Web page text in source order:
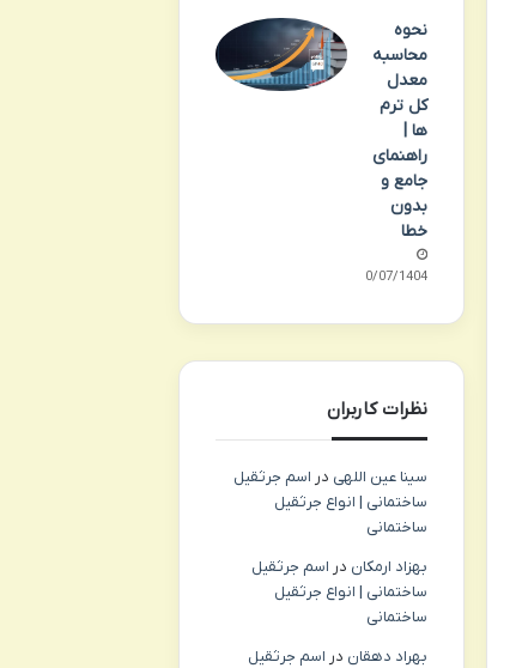
نحوه
محاسبه
معدل
کل ترم
ها |
راهنمای
جامع و
بدون
خطا
20/07/1404
نظرات کاربران
سینا عین اللهی در اسم جرثقیل
ساختمانی | انواع جرثقیل
ساختمانی
بهزاد ارمکان در اسم جرثقیل
ساختمانی | انواع جرثقیل
ساختمانی
بهراد دهقان در اسم جرثقیل